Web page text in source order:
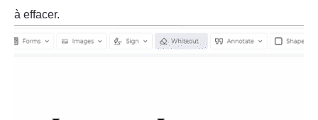
à effacer.